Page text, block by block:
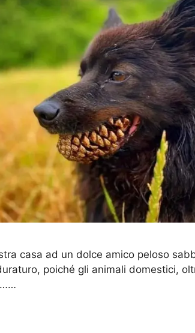
casa ad un dolce amico peloso
poiché gli animali domestici,